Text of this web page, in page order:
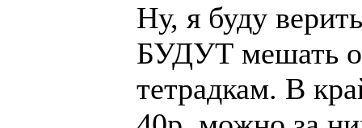
Ну, я буду
БУДУТ мешать
тетрадкам. В